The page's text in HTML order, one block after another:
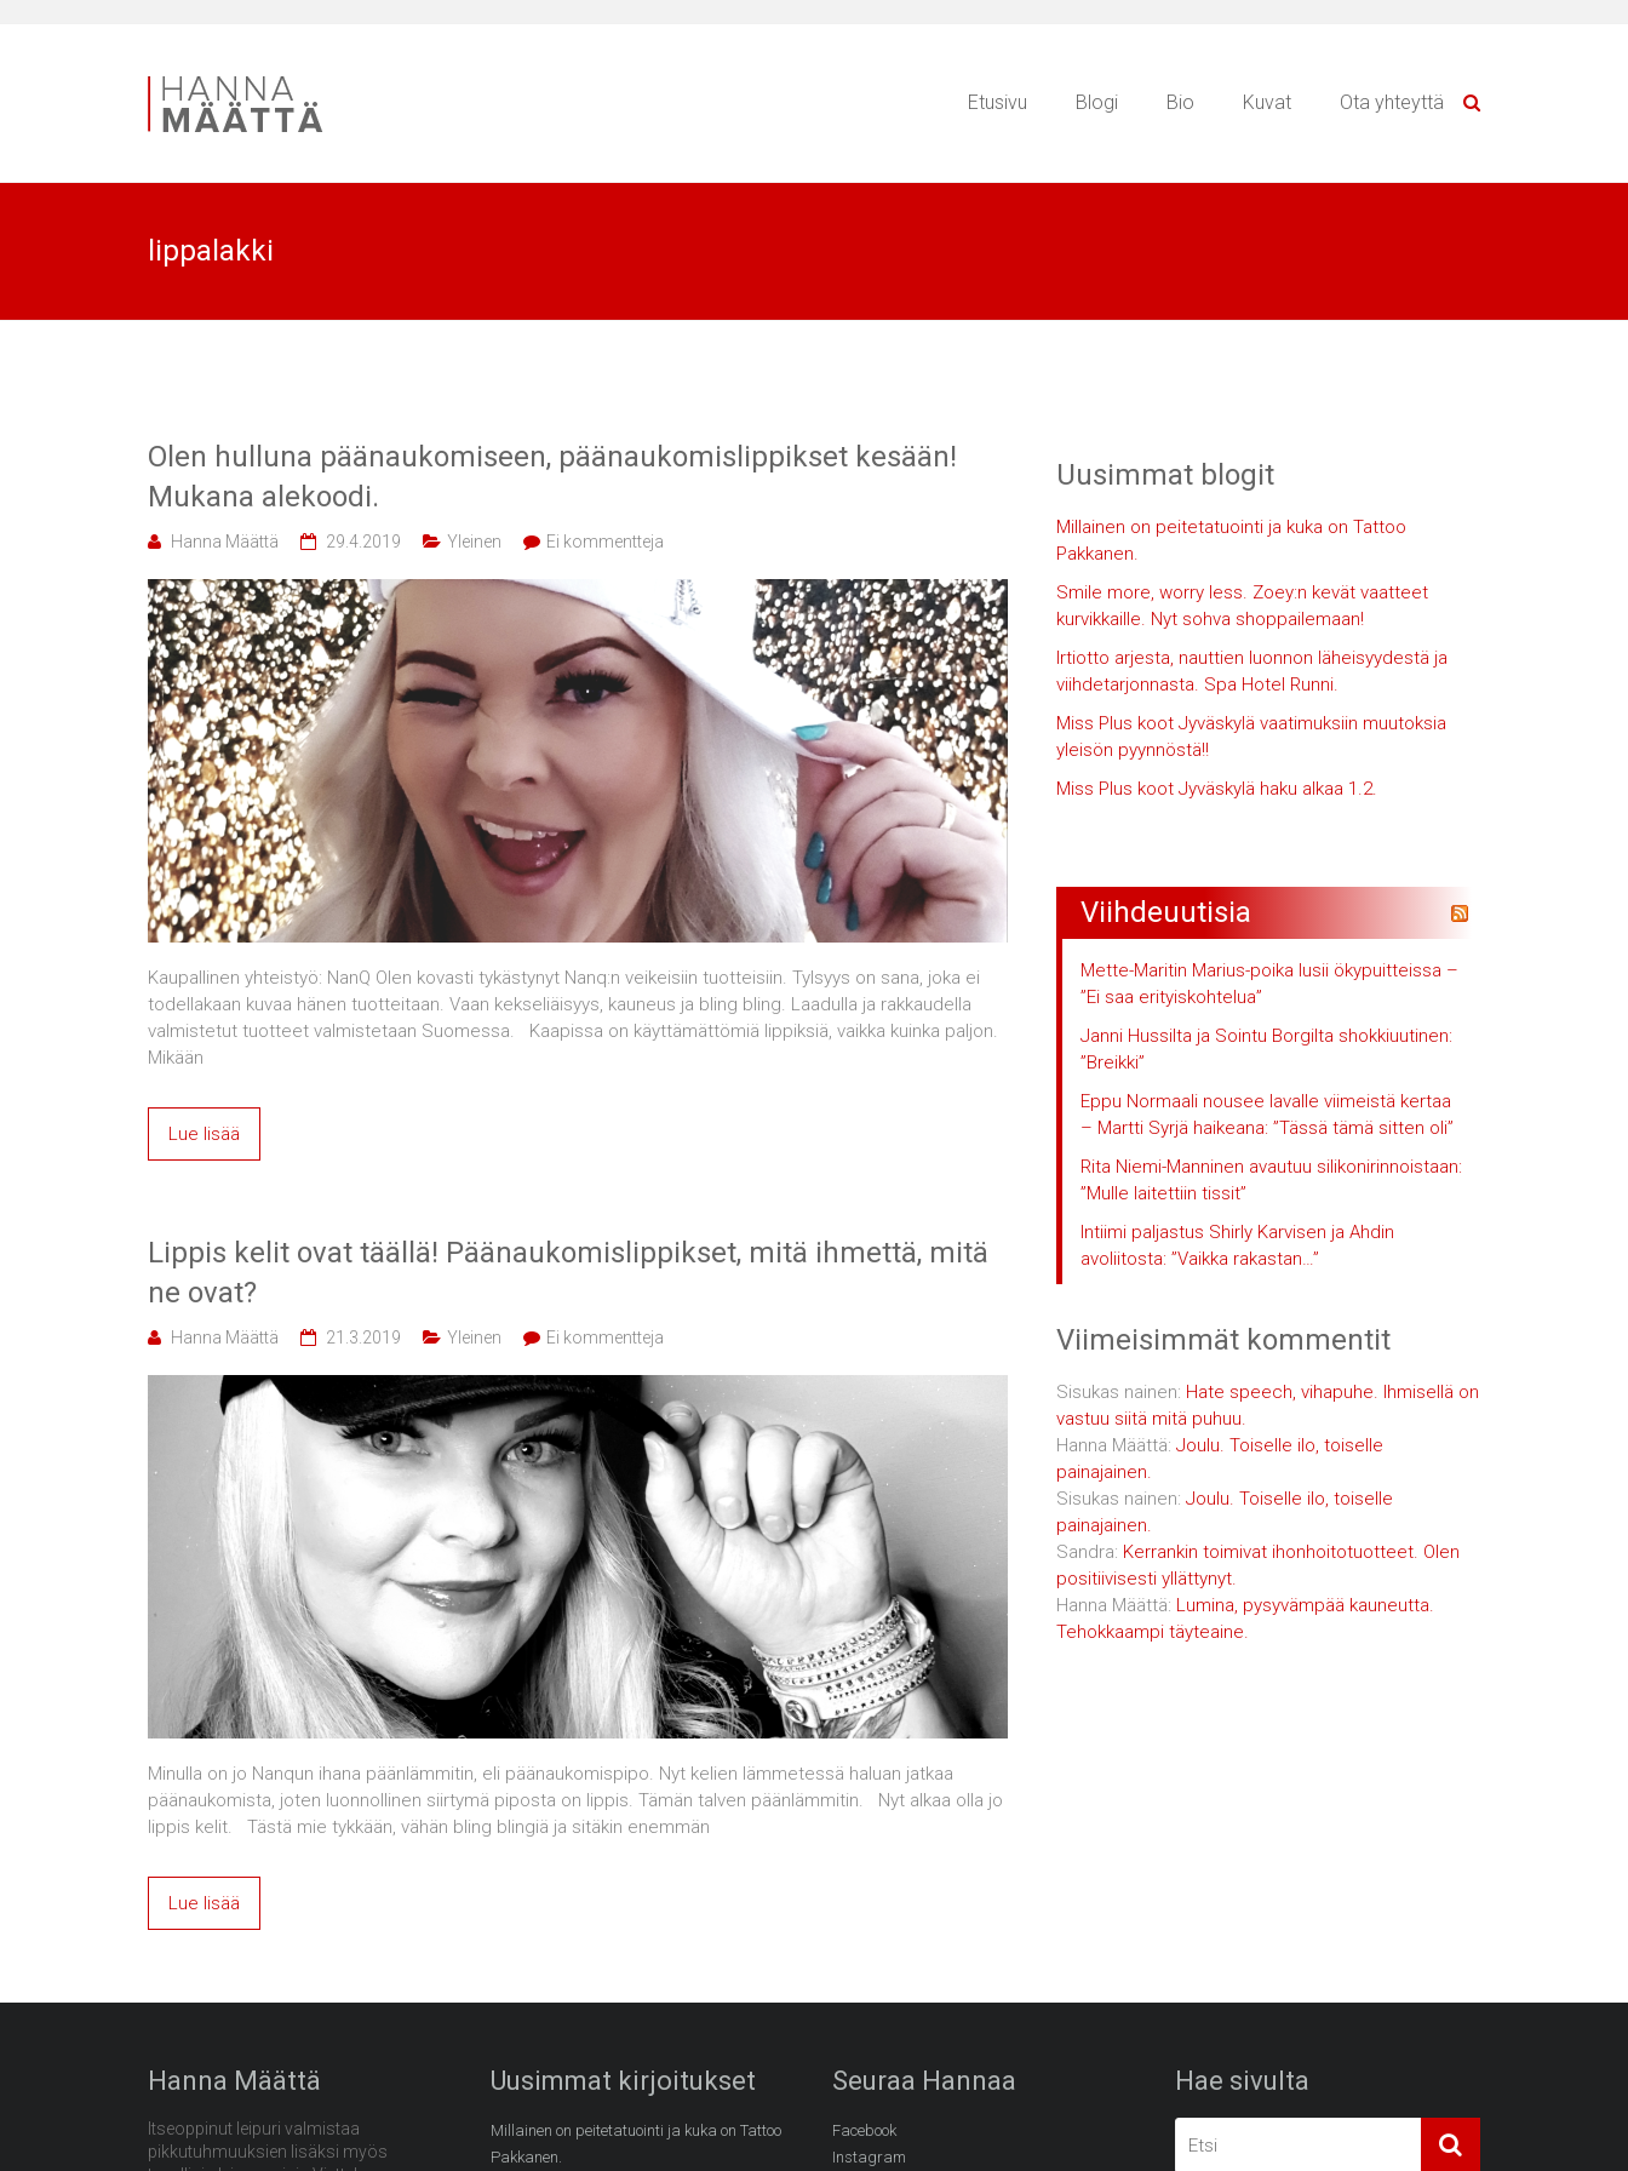
Etusivu Blogi Bio Kuvat Ota yhteyttä
lippalakki
Olen hulluna päänaukomiseen, päänaukomislippikset kesään!
Mukana alekoodi.
Hanna Määttä 29.4.2019 Yleinen Ei kommentteja
Kaupallinen yhteistyö: NanQ Olen kovasti tykästynyt Nanq:n veikeisiin tuotteisiin. Tylsyys on sana, joka ei
todellakaan kuvaa hänen tuotteitaan. Vaan kekseliäisyys, kauneus ja bling bling. Laadulla ja rakkaudella
valmistetut tuotteet valmistetaan Suomessa. Kaapissa on käyttämättömiä lippiksiä, vaikka kuinka paljon.
Mikään
Lue lisää
Lippis kelit ovat täällä! Päänaukomislippikset, mitä ihmettä, mitä
ne ovat?
Hanna Määttä 21.3.2019 Yleinen Ei kommentteja
Minulla on jo Nanqun ihana päänlämmitin, eli päänaukomispipo. Nyt kelien lämmetessä haluan jatkaa
päänaukomista, joten luonnollinen siirtymä piposta on lippis. Tämän talven päänlämmitin. Nyt alkaa olla jo
lippis kelit. Tästä mie tykkään, vähän bling blingiä ja sitäkin enemmän
Lue lisää
Uusimmat blogit
Millainen on peitetatuointi ja kuka on Tattoo
Pakkanen.
Smile more, worry less. Zoey:n kevät vaatteet
kurvikkaille. Nyt sohva shoppailemaan!
Irtiotto arjesta, nauttien luonnon läheisyydestä ja
viihdetarjonnasta. Spa Hotel Runni.
Miss Plus koot Jyväskylä vaatimuksiin muutoksia
yleisön pyynnöstä!!
Miss Plus koot Jyväskylä haku alkaa 1.2.
Viihdeuutisia
Mette-Maritin Marius-poika lusii ökypuitteissa –
”Ei saa erityiskohtelua”
Janni Hussilta ja Sointu Borgilta shokkiuutinen:
”Breikki”
Eppu Normaali nousee lavalle viimeistä kertaa
– Martti Syrjä haikeana: ”Tässä tämä sitten oli”
Rita Niemi-Manninen avautuu silikonirinnoistaan:
”Mulle laitettiin tissit”
Intiimi paljastus Shirly Karvisen ja Ahdin
avoliitosta: ”Vaikka rakastan…”
Viimeisimmät kommentit
Sisukas nainen: Hate speech, vihapuhe. Ihmisellä on
vastuu siitä mitä puhuu.
Hanna Määttä: Joulu. Toiselle ilo, toiselle
painajainen.
Sisukas nainen: Joulu. Toiselle ilo, toiselle
painajainen.
Sandra: Kerrankin toimivat ihonhoitotuotteet. Olen
positiivisesti yllättynyt.
Hanna Määttä: Lumina, pysyvämpää kauneutta.
Tehokkaampi täyteaine.
Hanna Määttä
Itseoppinut leipuri valmistaa
pikkutuhmuuksien lisäksi myös
Uusimmat kirjoitukset
Millainen on peitetatuointi ja kuka on Tattoo
Pakkanen.
Seuraa Hannaa
Facebook
Instagram
Hae sivulta